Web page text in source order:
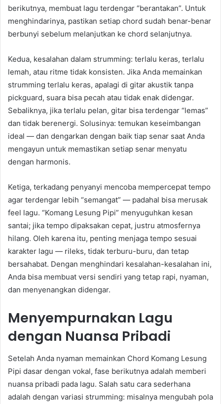
berikutnya, membuat lagu terdengar “berantakan”. Untuk
menghindarinya, pastikan setiap chord sudah benar-benar
berbunyi sebelum melanjutkan ke chord selanjutnya.
Kedua, kesalahan dalam strumming: terlalu keras, terlalu
lemah, atau ritme tidak konsisten. Jika Anda memainkan
strumming terlalu keras, apalagi di gitar akustik tanpa
pickguard, suara bisa pecah atau tidak enak didengar.
Sebaliknya, jika terlalu pelan, gitar bisa terdengar “lemas”
dan tidak berenergi. Solusinya: temukan keseimbangan
ideal — dan dengarkan dengan baik tiap senar saat Anda
mengayun untuk memastikan setiap senar menyatu
dengan harmonis.
Ketiga, terkadang penyanyi mencoba mempercepat tempo
agar terdengar lebih “semangat” — padahal bisa merusak
feel lagu. “Komang Lesung Pipi” menyuguhkan kesan
santai; jika tempo dipaksakan cepat, justru atmosfernya
hilang. Oleh karena itu, penting menjaga tempo sesuai
karakter lagu — rileks, tidak terburu-buru, dan tetap
bersahabat. Dengan menghindari kesalahan-kesalahan ini,
Anda bisa membuat versi sendiri yang tetap rapi, nyaman,
dan menyenangkan didengar.
Menyempurnakan Lagu
dengan Nuansa Pribadi
Setelah Anda nyaman memainkan Chord Komang Lesung
Pipi dasar dengan vokal, fase berikutnya adalah memberi
nuansa pribadi pada lagu. Salah satu cara sederhana
adalah dengan variasi strumming: misalnya mengubah pola